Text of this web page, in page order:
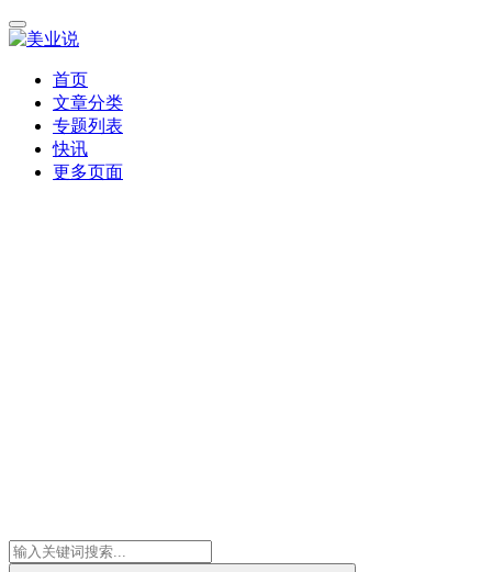
首页
文章分类
专题列表
快讯
更多页面